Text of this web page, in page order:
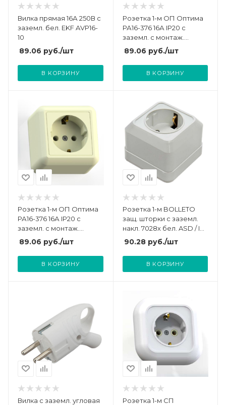
Вилка прямая 16А 250В с
заземл. бел. EKF AVP16-
10
89.06 руб./шт
В КОРЗИНУ
Розетка 1-м ОП Оптима
РА16-376 16А IP20 с
заземл. с монтаж.
пластиной бел. Кунцево
8007
89.06 руб./шт
В КОРЗИНУ
Розетка 1-м ОП Оптима
РА16-376 16А IP20 с
заземл. с монтаж.
пластиной сл. кость
Кунцево 8036
89.06 руб./шт
В КОРЗИНУ
Розетка 1-м BOLLETO
защ. шторки с заземл.
накл. 7028х бел. ASD / IN
HOME 4690612000954
90.28руб./шт
В КОРЗИНУ
Вилка с заземл. угловая
Розетка 1-м СП